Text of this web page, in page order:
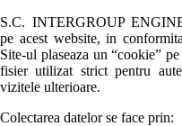
S.C. INTERGROUP
pe acest website, in
Site-ul plaseaza un “cookie”
fisier utilizat strict pentru
vizitele ulterioare.
Colectarea datelor se face prin: